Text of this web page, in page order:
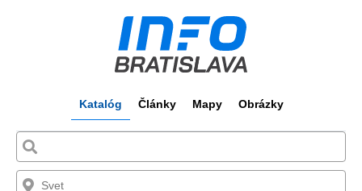
Katalóg Články Mapy Obrázky